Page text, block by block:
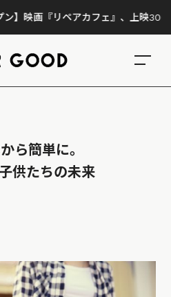
『リペアカフェ』、上映300回の先で
ら簡単に。
供たちの未来